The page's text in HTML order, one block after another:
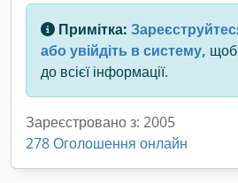
Примітка:
або увійдіть в систему, щоб
до всієї інформації.
Зареєстровано з: 2005
278 Оголошення онлайн